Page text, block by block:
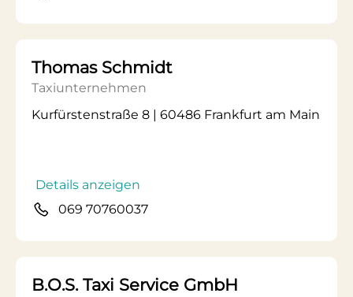
Thomas Schmidt
Taxiunternehmen
Kurfürstenstraße 8 | 60486 Frankfurt am Main
Details anzeigen
069 70760037
B.O.S. Taxi Service GmbH